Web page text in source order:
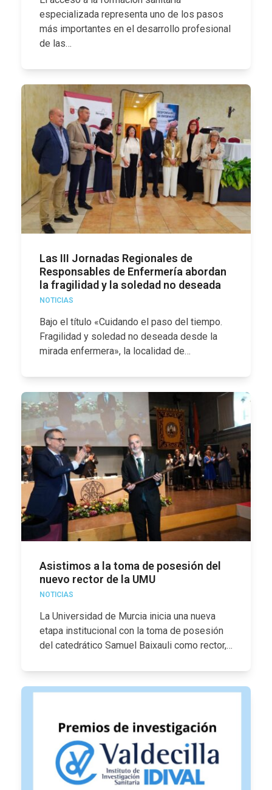
especializada representa uno de los pasos
más importantes en el desarrollo profesional
de las…
Las III Jornadas Regionales de
Responsables de Enfermería abordan
la fragilidad y la soledad no deseada
NOTICIAS
Bajo el título «Cuidando el paso del tiempo.
Fragilidad y soledad no deseada desde la
mirada enfermera», la localidad de…
Asistimos a la toma de posesión del
nuevo rector de la UMU
NOTICIAS
La Universidad de Murcia inicia una nueva
etapa institucional con la toma de posesión
del catedrático Samuel Baixauli como rector,…